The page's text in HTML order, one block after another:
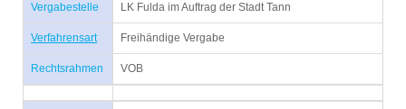
Vergabestelle LK Fulda im Auftrag der Stadt Tann
Verfahrensart Freihändige Vergabe
Rechtsrahmen VOB